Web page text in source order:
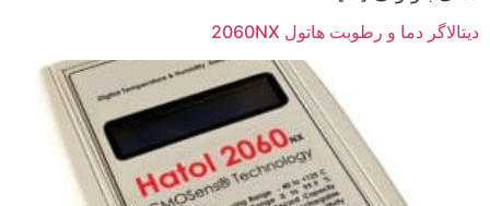
دیتالاگر دما و رطوبت هاتول 2060NX